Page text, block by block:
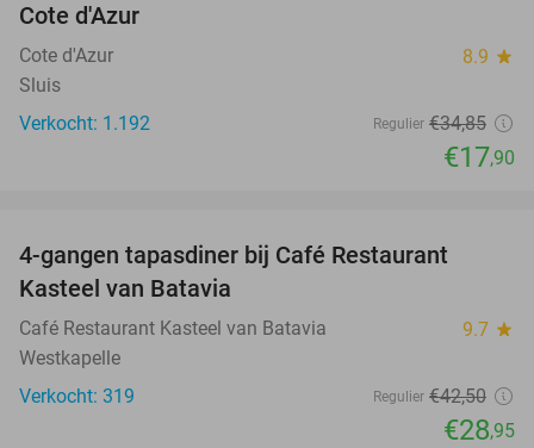
Cote d'Azur
Cote d'Azur 8.9 star
Sluis
Verkocht: 1.192
Regulier €34,85
€17,90
4-gangen tapasdiner bij Café Restaurant
Kasteel van Batavia
Café Restaurant Kasteel van Batavia 9.7 star
Westkapelle
Verkocht: 319
Regulier €42,50
€28,95